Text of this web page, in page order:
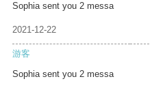
Sophia sent you 2 messa
2021-12-22
游客
Sophia sent you 2 messa